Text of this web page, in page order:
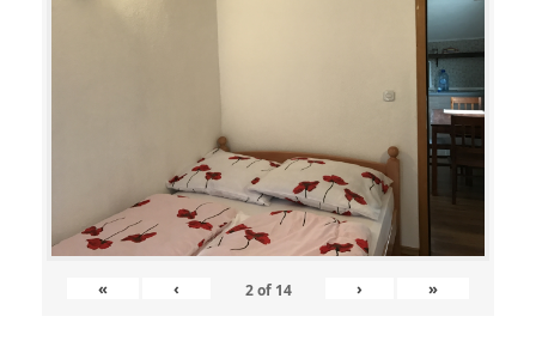
« ‹ 2of 14 › »